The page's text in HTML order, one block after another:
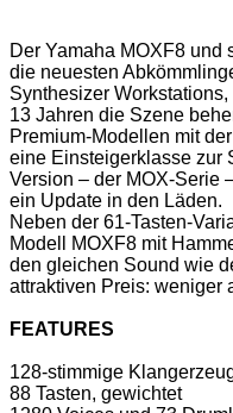
Der Yamaha MOXF8 und
die neuesten
Synthesizer
13 Jahren die Szene
Premium-Modellen mit
eine Einsteigerklasse zur
Version – der MOX-Serie
ein Update in den Läden.
Neben der 61-Tasten-
Modell MOXF8 mit
den gleichen Sound wie
attraktiven Preis: weniger
FEATURES
128-stimmige
88 Tasten, gewichtet